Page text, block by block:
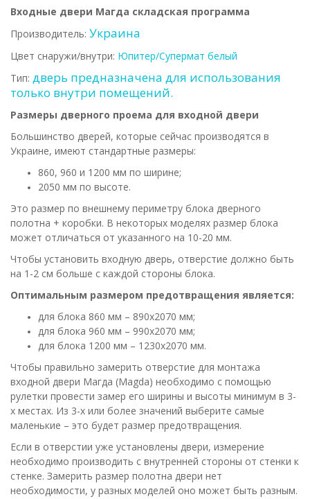
Входные двери Магда складская программа
Производитель: Украина
Цвет снаружи/внутри: Юпитер/Супермат белый
Тип: дверь предназначена для использования
только внутри помещений.
Размеры дверного проема для входной двери
Большинство дверей, которые сейчас производятся в
Украине, имеют стандартные размеры:
860, 960 и 1200 мм по ширине;
2050 мм по высоте.
Это размер по внешнему периметру блока дверного
полотна + коробки. В некоторых моделях размер блока
может отличаться от указанного на 10-20 мм.
Чтобы установить входную дверь, отверстие должно быть
на 1-2 см больше с каждой стороны блока.
Оптимальным размером предотвращения является:
для блока 860 мм – 890х2070 мм;
для блока 960 мм – 990х2070 мм;
для блока 1200 мм – 1230х2070 мм.
Чтобы правильно замерить отверстие для монтажа
входной двери Магда (Magda) необходимо с помощью
рулетки провести замер его ширины и высоты минимум в 3-
х местах. Из 3-х или более значений выберите самые
маленькие – это будет размер предотвращения.
Если в отверстии уже установлены двери, измерение
необходимо производить с внутренней стороны от стенки к
стенке. Замерить размер полотна двери нет
необходимости, у разных моделей оно может быть разным.